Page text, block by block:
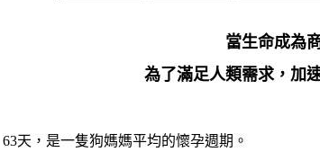
當生命成為
為了滿足人類需求，加
，是一隻狗媽媽平均的懷孕週期。